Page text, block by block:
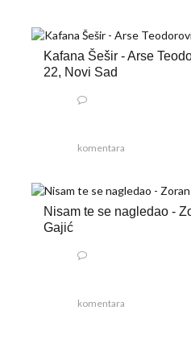
Kafana Šešir - Arse
22, Novi Sad
komentara
Nisam te se nagledao -
Gajić
komentara